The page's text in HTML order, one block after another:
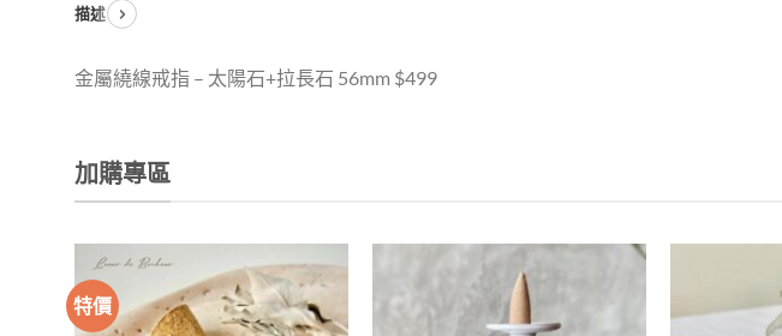
描述
金屬繞線戒指 – 太陽石+拉長石 56mm $499
加購專區
特價
加入
收藏